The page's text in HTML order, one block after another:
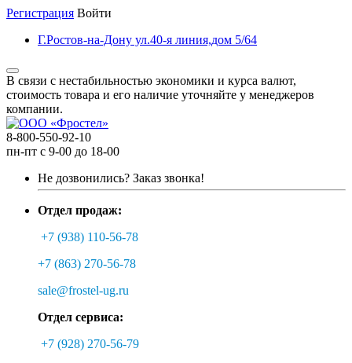
Регистрация Войти
Г.Ростов-на-Дону ул.40-я линия,дом 5/64
В связи с нестабильностью экономики и курса валют,
стоимость товара и его наличие уточняйте у менеджеров
компании.
8-800-550-92-10
пн-пт с 9-00 до 18-00
Не дозвонились? Заказ звонка!
Отдел продаж:
+7 (938) 110-56-78
+7 (863) 270-56-78
sale@frostel-ug.ru
Отдел сервиса:
+7 (928) 270-56-79